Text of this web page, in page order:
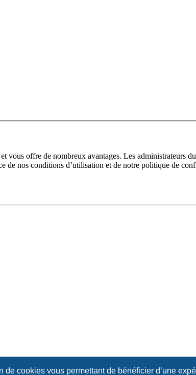
cookies vous permettant de bénéficier d’une
vous offre de nombreux avantages. Les administrateurs
de nos conditions d’utilisation et de notre politique de